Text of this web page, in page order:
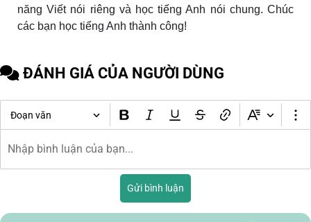
năng Viết nói riêng và học tiếng Anh nói chung. Chúc
các bạn học tiếng Anh thành công!
ĐÁNH GIÁ CỦA NGƯỜI DÙNG
Đoạn văn
Gửi bình luận